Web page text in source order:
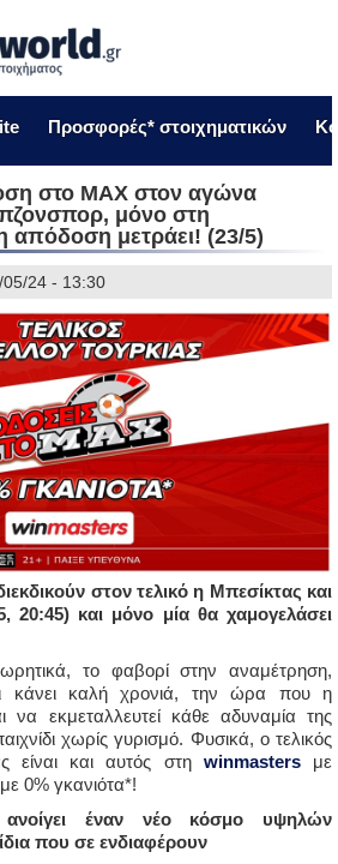
Προσφορές* στοιχηματικών
στο ΜAX στον αγώνα
μόνο στη
απόδοση μετράει! (23/5)
05/24 - 13:30
στον τελικό η Μπεσίκτας και
20:45) και μόνο μία θα χαμογελάσει
το φαβορί στην αναμέτρηση,
κάνει καλή χρονιά, την ώρα που η
να εκμεταλλευτεί κάθε αδυναμία της
χωρίς γυρισμό. Φυσικά, ο τελικός
είναι και αυτός στη winmasters
με
0% γκανιότα*!
έναν νέο κόσμο υψηλών
που σε ενδιαφέρουν